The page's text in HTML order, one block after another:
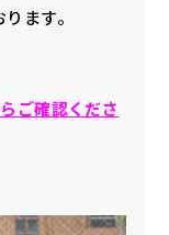
ます。
ご確認くださ